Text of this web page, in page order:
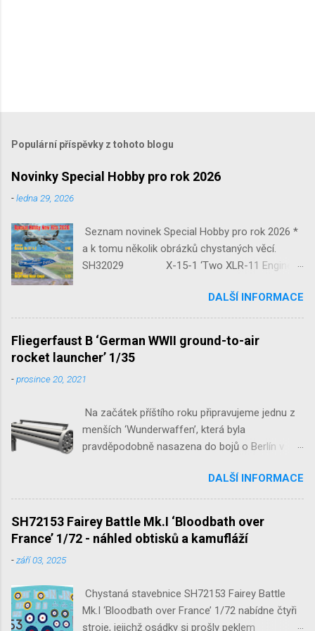
Populární příspěvky z tohoto blogu
Novinky Special Hobby pro rok 2026
-ledna 29, 2026
Seznam novinek Special Hobby pro rok 2026 *
a k tomu několik obrázků chystaných věcí.
SH32029 X-15-1 ‘Two XLR-11 Engines’
‘Guardians of Sion’ 1/32 SH32092
JB-2 Loon ‘US Version of V-1 Missile’
1/32 1/32 SH48052 Seafire
Mk.III 1/48 reissue SH48160
Baltimore Mk.I 1/48 ...
DALŠÍ INFORMACE
Fliegerfaust B ‘German WWII ground-to-air
rocket launcher’ 1/35
-prosince 20, 2021
Na začátek příštího roku připravujeme jednu z
menších ‘Wunderwaffen’, která byla
pravděpodobně nasazena do bojů o Berlín v
raketovou protiletadlovou zbraň. V setu 3148
detailní odlitky této zbraně, v měřítku 1/35,
doplní leptané popruhy nábojových schránek.
DALŠÍ INFORMACE
SH72153 Fairey Battle Mk.I ‘Bloodbath over
France’ 1/72 - náhled obtisků a kamufláží
-září 03, 2025
Chystaná stavebnice SH72153 Fairey Battle
Mk.I ‘Bloodbath over France’ 1/72 nabídne čtyři
stroje, jejichž osádky si prošly peklem